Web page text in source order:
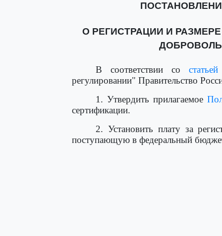
ПОСТАНОВЛЕНИЕ
О РЕГИСТРАЦИИ И
В соответствии со
регулировании" Правительство
1. Утвердить прилагаемое
сертификации.
2. Установить плату за
поступающую в федеральный